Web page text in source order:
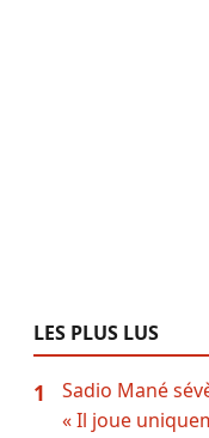
LES PLUS LUS
1
Sadio Mané
« Il joue